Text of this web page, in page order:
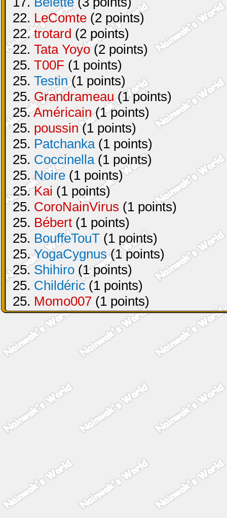
22. LeComte (2 points)
22.trotard (2 points)
22. Tata Yoyo(2 points)
25. T00F (1 points)
25. Testin(1 points)
25. Grandrameau(1 points)
25.Américain(1 points)
25. poussin(1 points)
25. Patchanka(1 points)
25. Coccinella(1 points)
25.Noire (1 points)
25.Kai (1 points)
25. CoroNainVirus (1 points)
25. Bébert (1 points)
25. BouffeTouT (1 points)
25.YogaCygnus(1 points)
25.Shihiro (1 points)
25. Childéric (1 points)
25. Momo007 (1 points)